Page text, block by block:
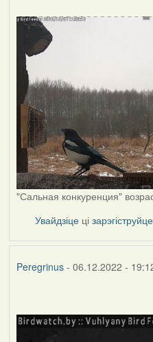
"Сальная конкуренция"
Увайдзіце ці
Peregrinus- 06.12.2022 -